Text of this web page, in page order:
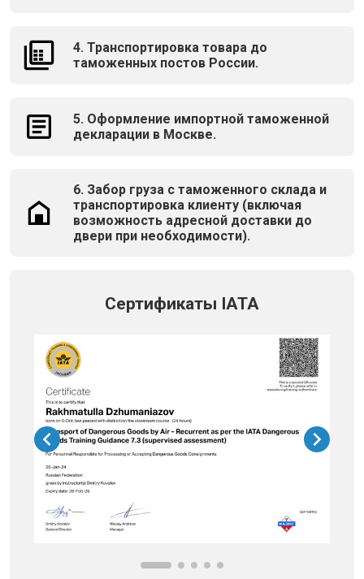
4. Транспортировка товара до
таможенных постов России.
5. Оформление импортной таможенной
декларации в Москве.
6. Забор груза с таможенного склада и
транспортировка клиенту (включая
возможность адресной доставки до
двери при необходимости).
Сертификаты IATA